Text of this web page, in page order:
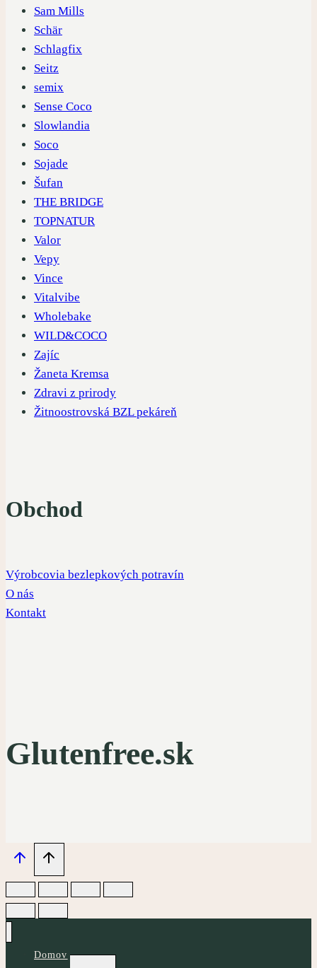
Sam Mills
Schär
Schlagfix
Seitz
semix
Sense Coco
Slowlandia
Soco
Sojade
Šufan
THE BRIDGE
TOPNATUR
Valor
Vepy
Vince
Vitalvibe
Wholebake
WILD&COCO
Zajíc
Žaneta Kremsa
Zdravi z prirody
Žitnoostrovská BZL pekáreň
Obchod
Výrobcovia bezlepkových potravín
O nás
Kontakt
Glutenfree.sk
Domov